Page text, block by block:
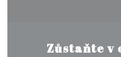
Zůstaňte v